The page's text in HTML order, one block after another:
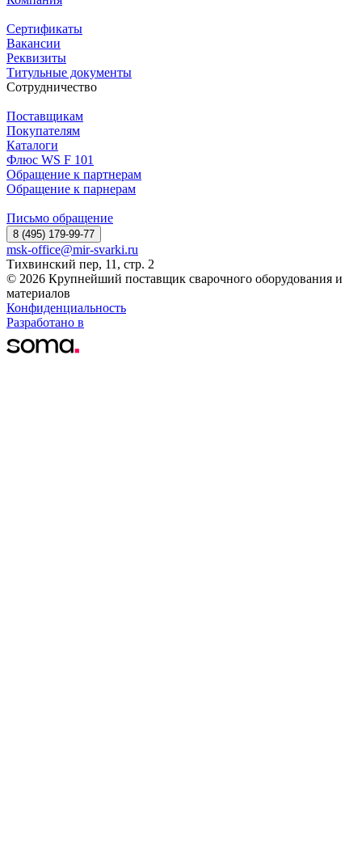
Сертификаты
Вакансии
Реквизиты
Титульные документы
Сотрудничество
Поставщикам
Покупателям
Каталоги
Флюс WS F 101
Обращение к партнерам
Обращение к парнерам
Письмо обращение
8 (495) 179-99-77
msk-office@mir-svarki.ru
Тихвинский пер, 11, стр. 2
© 2026 Крупнейший поставщик сварочного оборудования и
материалов
Конфиденциальность
Разработано в